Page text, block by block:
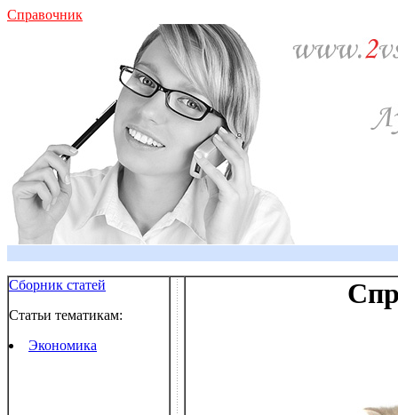
Справочник
Сборник статей
Статьи тематикам:
Экономика